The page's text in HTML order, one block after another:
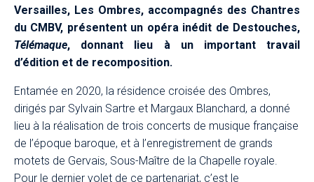
Versailles, Les Ombres, accompagnés des Chantres
du CMBV, présentent un opéra inédit de Destouches,
Télémaque, donnant lieu à un important travail
d’édition et de recomposition.
Entamée en 2020, la résidence croisée des Ombres,
dirigés par Sylvain Sartre et Margaux Blanchard, a donné
lieu à la réalisation de trois concerts de musique française
de l’époque baroque, et à l’enregistrement de grands
motets de Gervais, Sous-Maître de la Chapelle royale.
Pour le dernier volet de ce partenariat, c’est le